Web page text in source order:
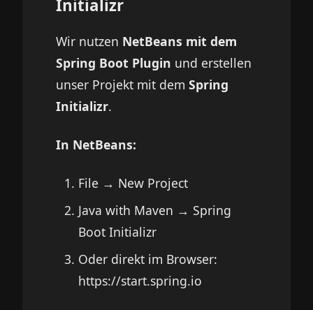
Initializr
Wir nutzen NetBeans mit dem
Spring Boot Plugin und erstellen
unser Projekt mit dem Spring
Initializr.
In NetBeans:
File → New Project
Java with Maven → Spring
Boot Initializr
Oder direkt im Browser:
https://start.spring.io